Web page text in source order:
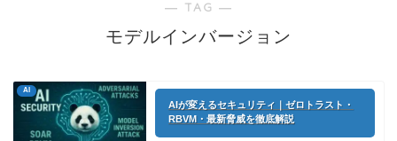
― TAG ―
モデルインバージョン
AI
AIが変えるセキュリティ｜ゼロトラスト・
RBVM・最新脅威を徹底解説